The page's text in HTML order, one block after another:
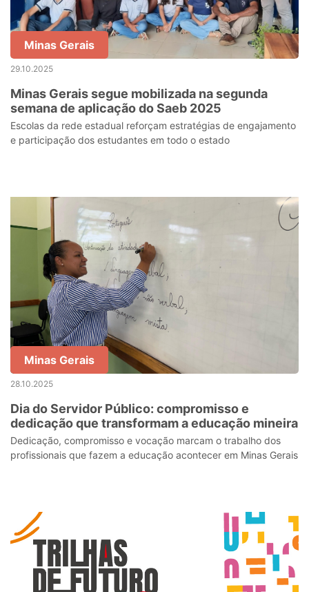
Minas Gerais
29.10.2025
Minas Gerais segue mobilizada na segunda
semana de aplicação do Saeb 2025
Escolas da rede estadual reforçam estratégias de engajamento
e participação dos estudantes em todo o estado
Minas Gerais
28.10.2025
Dia do Servidor Público: compromisso e
dedicação que transformam a educação mineira
Dedicação, compromisso e vocação marcam o trabalho dos
profissionais que fazem a educação acontecer em Minas Gerais